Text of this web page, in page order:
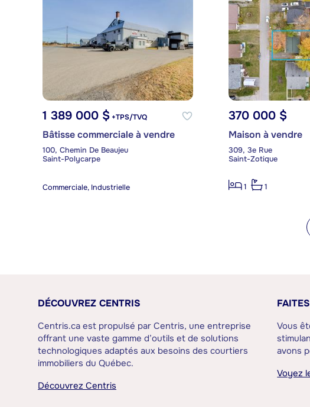
1 389 000 $ +TPS/TVQ
Bâtisse commerciale à vendre
100, Chemin De Beaujeu
Saint-Polycarpe
Commerciale, Industrielle
370 000 $
Maison à vendre
309, 3e Rue
Saint-Zotique
1 1
DÉCOUVREZ CENTRIS
Centris.ca est propulsé par Centris, une entreprise
offrant une vaste gamme d’outils et de solutions
technologiques adaptés aux besoins des courtiers
immobiliers du Québec.
Découvrez Centris
Vous
avons
Voyez